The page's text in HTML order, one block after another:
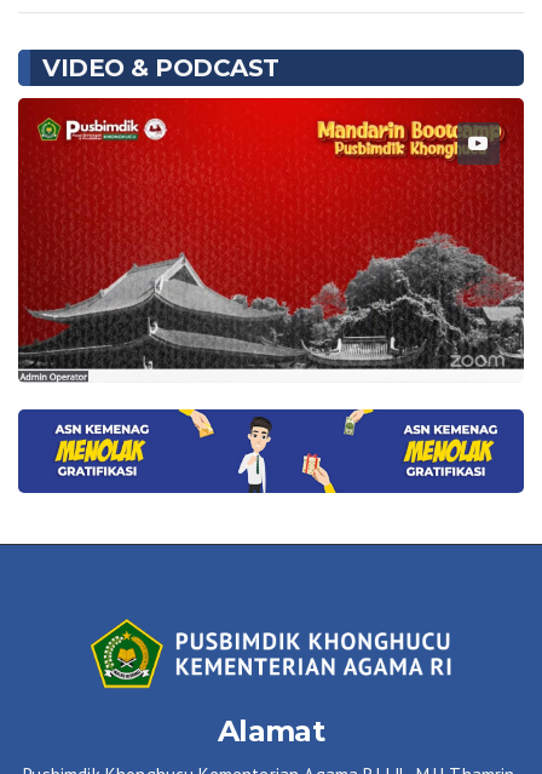
VIDEO & PODCAST
Alamat